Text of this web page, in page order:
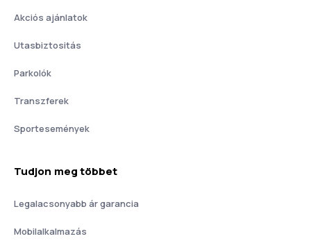
Akciós ajánlatok
Utasbiztositás
Parkolók
Transzferek
Sportesemények
Tudjon meg többet
Legalacsonyabb ár garancia
Mobilalkalmazás